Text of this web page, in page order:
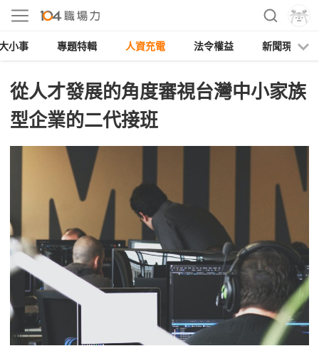
小事 專題特輯 人資充電 法令權益 新聞現場
從人才發展的角度審視台灣中小家族
型企業的二代接班